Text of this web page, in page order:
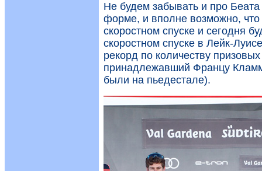
Не будем забывать и про
форме, и вполне возможно, что
скоростном спуске и сегодня
скоростном спуске в Лейк-
рекорд по количеству
принадлежавший Францу
были на пьедестале).